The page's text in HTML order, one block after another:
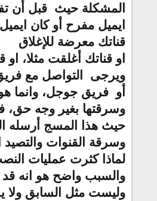
المشكلة حيث قبل أن
ايميل مفرح أو كان
قناتك معرضة للإغلاق
او قناتك أغلقت مثلا،
ويرجى التواصل مع
أو فريق جوجل، وانما
وسرقتها بغير وجه حق،
حيث هذا المسج أرسله
وسرقة القنوات والتصيد
لماذا كثرت عمليات
والسبب واضح هو انه قد
وليست مثل السابق ولا